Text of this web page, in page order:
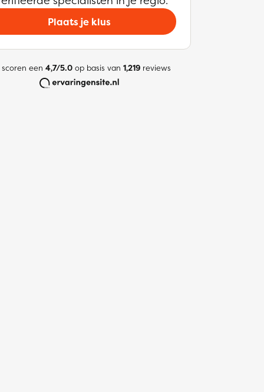
Plaats je klus
een 4,7/5.0op basis van 1,219reviews